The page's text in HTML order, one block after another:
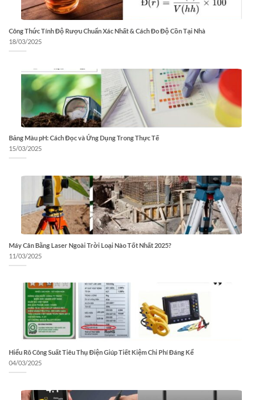
Công Thức Tính Độ Rượu Chuẩn Xác Nhất & Cách Đo Độ Cồn Tại Nhà
18/03/2025
Bảng Màu pH: Cách Đọc và Ứng Dụng Trong Thực Tế
15/03/2025
Máy Cân Bằng Laser Ngoài Trời Loại Nào Tốt Nhất 2025?
11/03/2025
Hiểu Rõ Công Suất Tiêu Thụ Điện Giúp Tiết Kiệm Chi Phí Đáng Kể
04/03/2025